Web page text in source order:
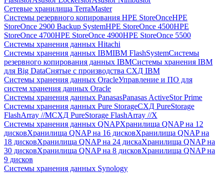
Сетевые хранилища TerraMaster
Системы резервного копирования HPE StoreOnceHPE
StoreOnce 2900 Backup SystemHPE StoreOnce 4500HPE
StoreOnce 4700HPE StoreOnce 4900HPE StoreOnce 5500
Системы хранения данных Hitachi
Системы хранения данных IBMIBM FlashSystemСистемы
резервного копирования данных IBMСистемы хранения IBM
для Big DataСнятые с производства СХД IBM
Системы хранения данных OracleУправление и ПО для
систем хранения данных Oracle
Системы хранения данных PanasasPanasas ActiveStor Prime
Системы хранения данных Pure StorageСХД PureStorage
FlashArray //MСХД PureStorage FlashArray //X
Системы хранения данных QNAPХранилища QNAP на 12
дисковХранилища QNAP на 16 дисковХранилища QNAP на
18 дисковХранилища QNAP на 24 дискаХранилища QNAP на
30 дисковХранилища QNAP на 8 дисковХранилища QNAP на
9 дисков
Системы хранения данных Synology